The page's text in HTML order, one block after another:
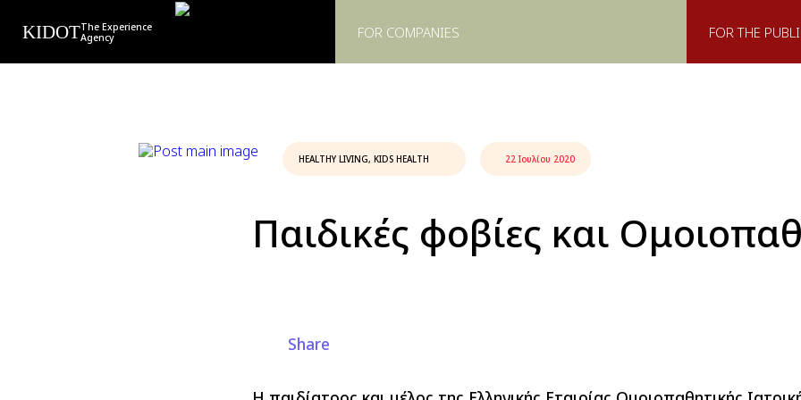
KIDOTThe Experience
Agency
FOR COMPANIES FOR THE
HEALTHY LIVING, KIDS HEALTH 22 Ιουλίου 2020
Παιδικές φοβίες και
Share